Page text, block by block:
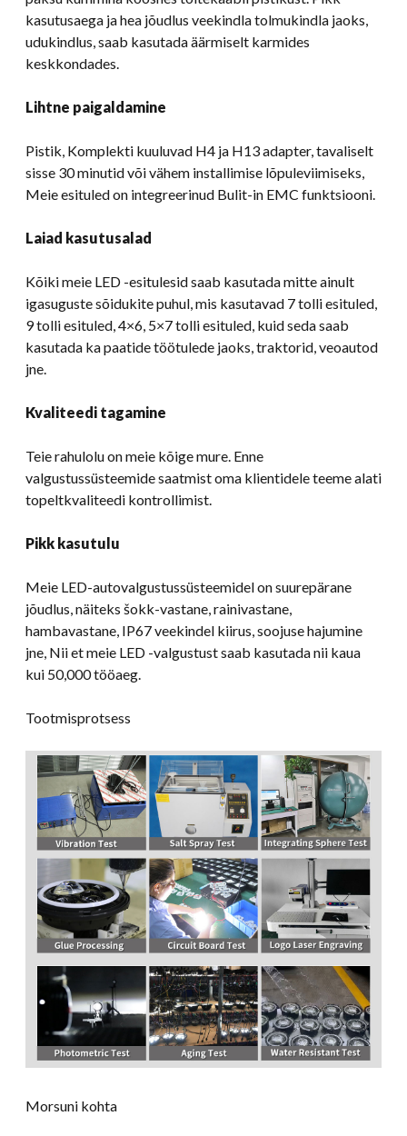
kasutusaega ja hea jõudlus veekindla tolmukindla jaoks,
udukindlus, saab kasutada äärmiselt karmides
keskkondades.
Lihtne paigaldamine
Pistik, Komplekti kuuluvad H4 ja H13 adapter, tavaliselt
sisse 30 minutid või vähem installimise lõpuleviimiseks,
Meie esituled on integreerinud Bulit-in EMC funktsiooni.
Laiad kasutusalad
Kõiki meie LED -esitulesid saab kasutada mitte ainult
igasuguste sõidukite puhul, mis kasutavad 7 tolli esituled,
9 tolli esituled, 4×6, 5×7 tolli esituled, kuid seda saab
kasutada ka paatide töötulede jaoks, traktorid, veoautod
jne.
Kvaliteedi tagamine
Teie rahulolu on meie kõige mure. Enne
valgustussüsteemide saatmist oma klientidele teeme alati
topeltkvaliteedi kontrollimist.
Pikk kasutulu
Meie LED-autovalgustussüsteemidel on suurepärane
jõudlus, näiteks šokk-vastane, rainivastane,
hambavastane, IP67 veekindel kiirus, soojuse hajumine
jne, Nii et meie LED -valgustust saab kasutada nii kaua
kui 50,000 tööaeg.
Tootmisprotsess
Morsuni kohta